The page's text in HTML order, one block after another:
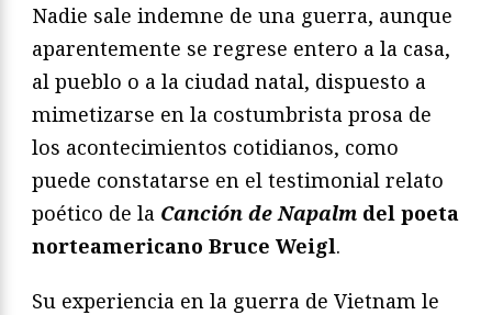
Nadie sale indemne de una guerra, aunque
aparentemente se regrese entero a la casa,
al pueblo o a la ciudad natal, dispuesto a
mimetizarse en la costumbrista prosa de
los acontecimientos cotidianos, como
puede constatarse en el testimonial relato
poético de la Canción de Napalm del poeta
norteamericano Bruce Weigl.
Su experiencia en la guerra de Vietnam le